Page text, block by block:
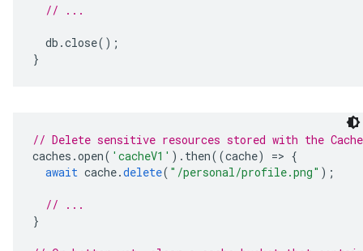
// ...
db .close();
}
// Delete sensitive resources stored with the
caches .open( 'cacheV1' ). then((cache) => {
await cache.delete( "/personal/profile.png" );
// ...
}